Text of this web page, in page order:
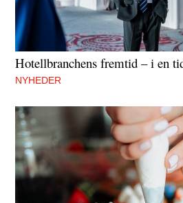
Hotellbranchens fremtid – i en
NYHEDER